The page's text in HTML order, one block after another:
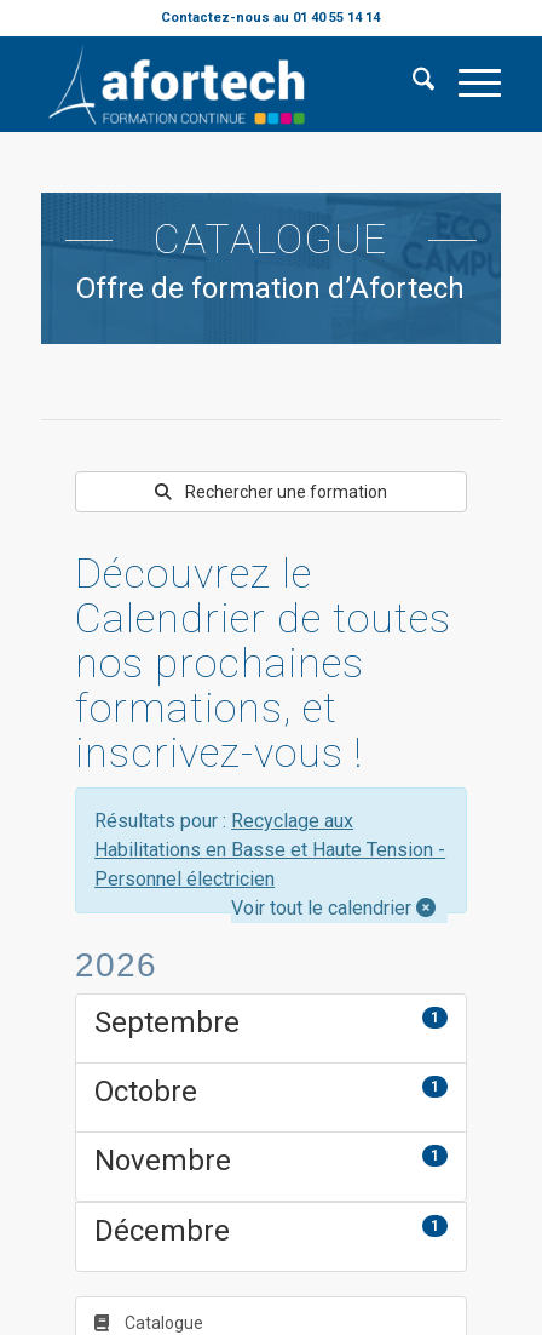
Contactez-nous au 01 40 55 14 14
CATALOGUE
Offre de formation d’Afortech
Rechercher une formation
Découvrez le
Calendrier de toutes
nos prochaines
formations, et
inscrivez-vous !
Résultats pour : Recyclage aux
Habilitations en Basse et Haute Tension -
Personnel électricien
Voir tout le calendrier
2026
Septembre 1
Octobre 1
Novembre 1
Décembre 1
Catalogue